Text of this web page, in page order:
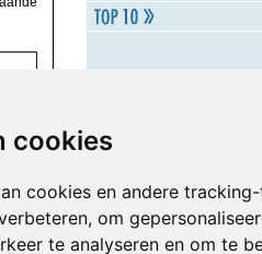
cookies
cookies en andere
om
te analyseren en om te